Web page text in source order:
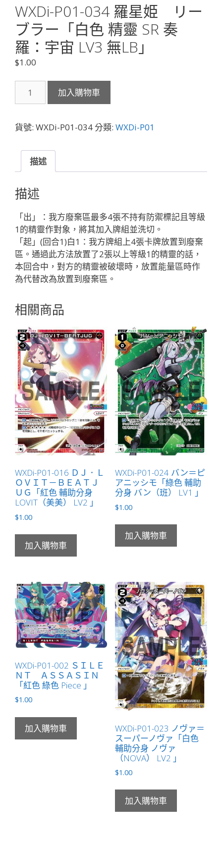
WXDi-P01-034 羅星姫 リー
ブラー「白色 精靈 SR 奏
羅：宇宙 LV3 無LB」
$1.00
P01-
羅
姫
ー
ブ
ラ
ー
「白
色
精
靈
SR
奏
宇
LV3
無
LB」
數
量
加入購物車
貨號: WXDi-P01-034分類: WXDi-P01
描述
描述
「出」：我方廢棄區最多4張不持有防禦標記且等級
1的精靈作對象，將其加入牌組並洗切。
「起」(回合1)白1：我方牌組上4張卡牌放置到廢棄
區。通過此方法放置了2張以上等級1的精靈的話，
本回合中，對方的精靈被破壞時，放置能量區時作
為代替改為放置到廢棄區。
相關商品
WXDi-P01-016 ＤＪ．Ｌ
ＯＶＩＴ－ＢＥＡＴＪ
ＵＧ「紅色 輔助分身
LOVIT（美美） LV2 」
$1.00
加入購物車
WXDi-P01-024 バン＝ピ
アニッシモ「綠色 輔助
分身 バン（班） LV1 」
$1.00
加入購物車
WXDi-P01-002 ＳＩＬＥ
ＮＴ ＡＳＳＡＳＩＮ
「紅色 綠色 Piece 」
$1.00
加入購物車
WXDi-P01-023 ノヴァ＝
スーパーノヴァ「白色
輔助分身 ノヴァ
（NOVA） LV2 」
$1.00
加入購物車